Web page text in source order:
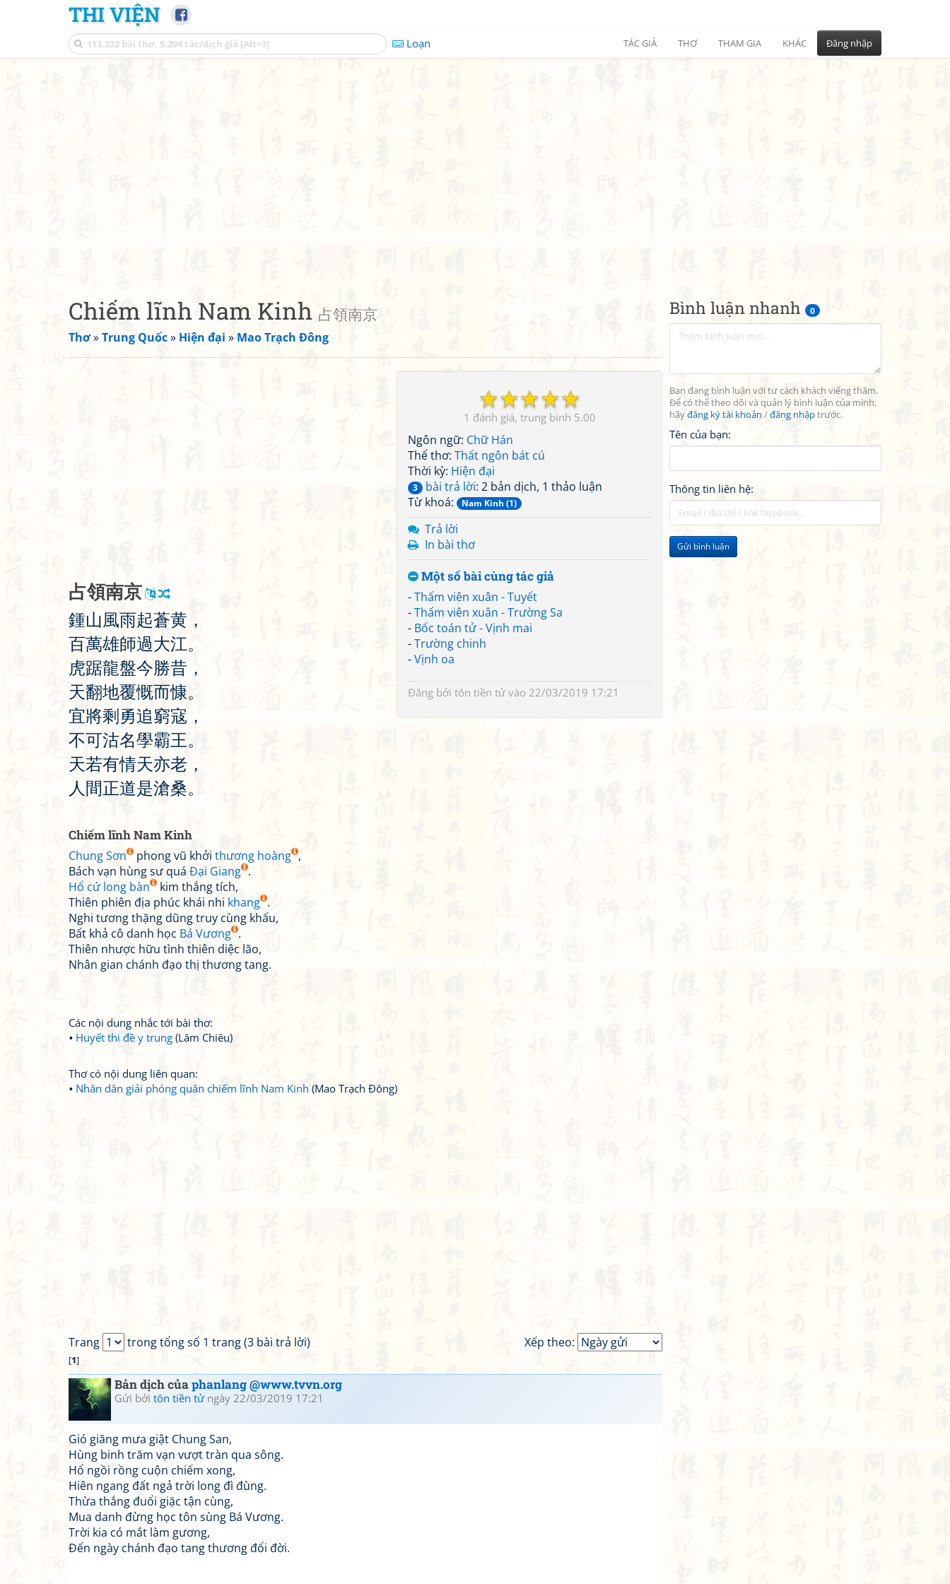
THI VIỆN
Loạn TÁC GIẢ THƠ THAM GIA KHÁC Đăng nhập
Bình luận nhanh 0
Bạn đang bình luận với tư cách khách viếng thăm.
Để có thể theo dõi và quản lý bình luận của mình,
hãyđăng ký tài khoản /đăng nhậptrước.
Tên của bạn:
Thông tin liên hệ:
Gửi bình luận
Chiếm lĩnh Nam Kinh 占領南京
Thơ»Trung Quốc» Hiện đại » Mao Trạch Đông
☆
☆
☆
☆
☆
1 5.00
Ngôn ngữ: Chữ Hán
Thể thơ: Thất ngôn bát cú
Thời kỳ: Hiện đại
3 bài trả lời: 2 bản dịch, 1 thảo luận
Từ khoá:
Nam Kinh (1)
Trả lời
In bài thơ
Một số bài cùng tác giả
-Thấm viên xuân - Tuyết
-Thấm viên xuân - Trường Sa
- Bốc toán tử - Vịnh mai
-Trường chinh
-Vịnh oa
Đăng bởi tôn tiền tửvào 22/03/2019 17:21
占領南京
鍾山風雨起蒼黄 ，
百萬雄師過大江。
虎踞龍盤今勝昔 ，
天翻地覆慨而慷。
宜將剩 勇追窮寇 ，
不可沽名學霸王。
天若有情天亦老 ，
人 間正道是滄桑。
Chiếm lĩnh Nam Kinh
Chung Sơn phong vũ khởi thương hoàng ,
Bách vạn hùng sư quá Đại Giang .
Hổ cứ long bàn
kim thắng tích,
Thiên phiên địa phúc khái nhi khang .
Nghi tương thặng dũng truy cùng khấu,
Bất khả cô danh học Bá Vương .
Thiên nhược hữu tình thiên diệc lão,
Nhân gian chánh đạo thị thương tang.
Các nội dung nhắc tới bài thơ:
Huyết thi đề y trung (Lâm Chiêu)
Thơ có nội dung liên quan:
Nhân dân giải phóng quân chiếm lĩnh Nam Kinh (Mao Trạch Đông)
Xếp theo:
Trang trong tổng số 1 trang (3 bài trả lời)
[1]
Bản dịch củaphanlang @www.tvvn.org
Gửi bởi tôn tiền tửngày 22/03/2019 17:21
Gió giăng mưa giật Chung San,
Hùng binh trăm vạn vượt tràn qua sông.
Hổ ngồi rồng cuộn chiếm xong,
Hiên ngang đất ngả trời long đì đùng.
Thừa thắng đuổi giặc tận cùng,
Mua danh đừng học tôn sùng Bá Vương.
Trời kia có mắt làm gương,
Đến ngày chánh đạo tang thương đổi đời.